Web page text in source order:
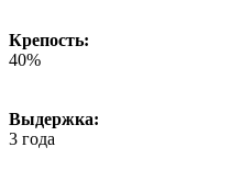
Крепость:
40%
Выдержка:
3 года